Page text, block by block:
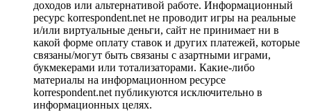
доходов или альтернативой работе. Информационный
ресурс korrespondent.net не проводит игры на реальные
и/или виртуальные деньги, сайт не принимает ни в
какой форме оплату ставок и других платежей, которые
связаны/могут быть связаны с азартными играми,
букмекерами или тотализаторами. Какие-либо
материалы на информационном ресурсе
korrespondent.net публикуются исключительно в
информационных целях.